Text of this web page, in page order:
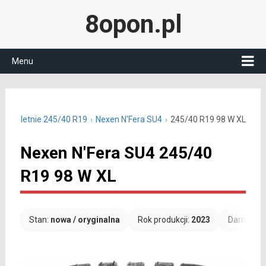
8opon.pl
Menu
letnie 245/40 R19 Nexen N'Fera SU4 245/40 R19 98 W XL
Nexen N'Fera SU4 245/40
R19 98 W XL
Stan: nowa / oryginalna Rok produkcji: 2023